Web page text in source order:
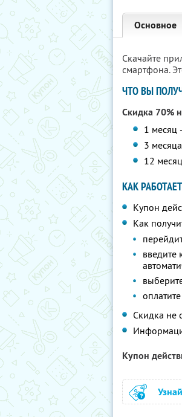
Основное
Скачайте
смартфона.
ЧТО ВЫ
Скидка 70%
1 месяц
3
12
КАК
Купон
Как
введите
Скидка не
Купон